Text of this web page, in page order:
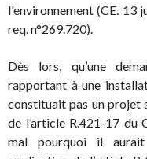
l'environnement (CE. 13
req. n°269.720).
Dès lors, qu’une
rapportant à une
constituait pas un projet
de l’article R.421-17 du
mal pourquoi il